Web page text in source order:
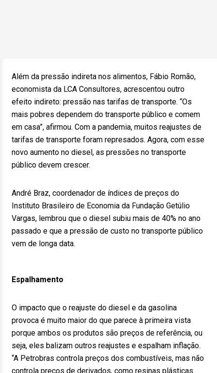
Além da pressão indireta nos alimentos, Fábio Romão,
economista da LCA Consultores, acrescentou outro
efeito indireto: pressão nas tarifas de transporte. “Os
mais pobres dependem do transporte público e comem
em casa”, afirmou. Com a pandemia, muitos reajustes de
tarifas de transporte foram represados. Agora, com esse
novo aumento no diesel, as pressões no transporte
público devem crescer.
André Braz, coordenador de índices de preços do
Instituto Brasileiro de Economia da Fundação Getúlio
Vargas, lembrou que o diesel subiu mais de 40% no ano
passado e que a pressão de custo no transporte público
vem de longa data.
Espalhamento
O impacto que o reajuste do diesel e da gasolina
provoca é muito maior do que parece à primeira vista
porque ambos os produtos são preços de referência, ou
seja, eles balizam outros reajustes e espalham inflação.
“A Petrobras controla preços dos combustíveis, mas não
controla preços de derivados, como resinas plásticas